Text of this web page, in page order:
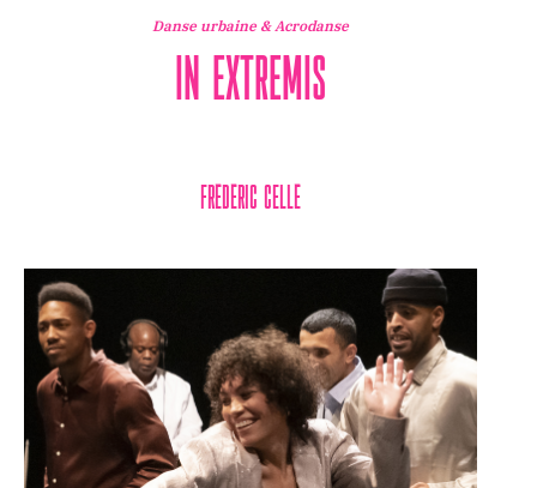
Danse urbaine & Acrodanse
In Extremis
Frédéric Cellé